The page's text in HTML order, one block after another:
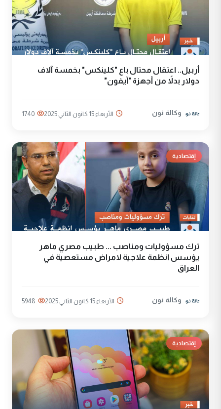
أربيل.. اعتقال محتال باع "كلينكس" بخمسة آلاف
دولار بدلاً من أجهزة "آيفون"
وكالة نون الأربعاء 15 كانون الثاني 2025 1740
إقتصادية
ترك مسؤوليات ومناصب ... طبيب مصري ماهر
يؤسس انظمة علاجية لامراض مستعصية في
العراق
وكالة نون الأربعاء 15 كانون الثاني 2025 5948
إقتصادية